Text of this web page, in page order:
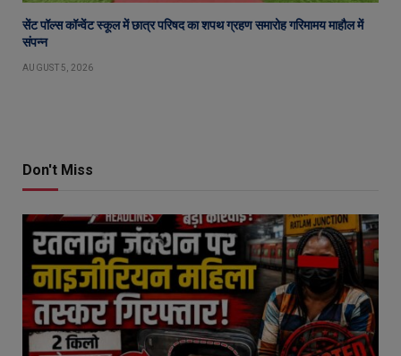
सेंट पॉल्स कॉन्वेंट स्कूल में छात्र परिषद का शपथ ग्रहण समारोह गरिमामय माहौल में
संपन्न
AUGUST 5, 2026
Don't Miss